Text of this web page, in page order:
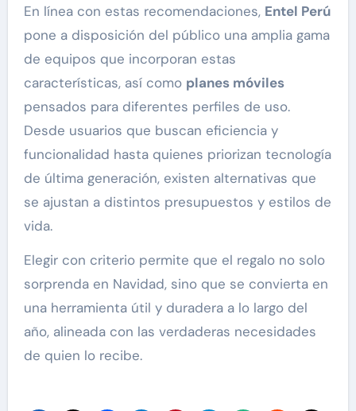
En línea con estas recomendaciones, Entel Perú
pone a disposición del público una amplia gama
de equipos que incorporan estas
características, así como planes móviles
pensados para diferentes perfiles de uso.
Desde usuarios que buscan eficiencia y
funcionalidad hasta quienes priorizan tecnología
de última generación, existen alternativas que
se ajustan a distintos presupuestos y estilos de
vida.
Elegir con criterio permite que el regalo no solo
sorprenda en Navidad, sino que se convierta en
una herramienta útil y duradera a lo largo del
año, alineada con las verdaderas necesidades
de quien lo recibe.